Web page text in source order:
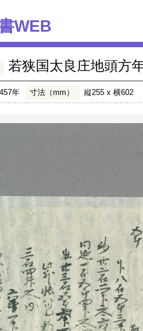
WEB
若狭国太良庄地頭方
年 寸法（mm） 縦255 x 横602